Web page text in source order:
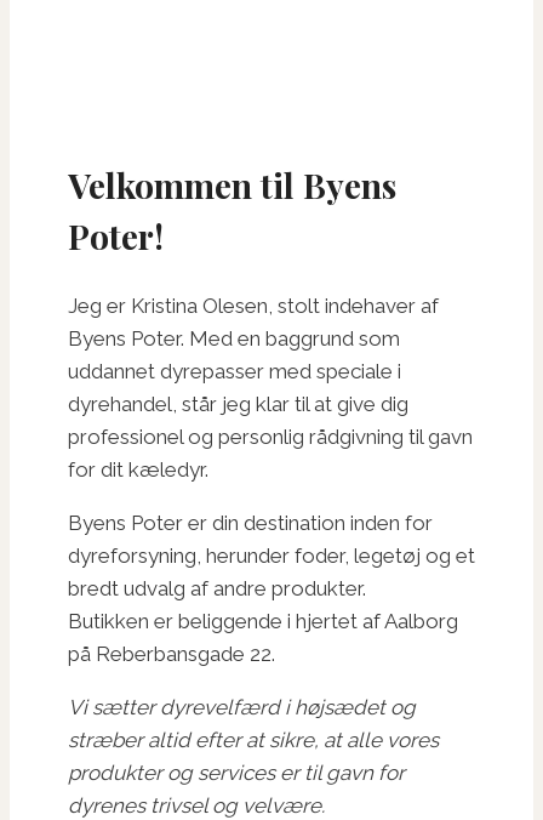
Velkommen til Byens
Poter!
Jeg er Kristina Olesen, stolt indehaver af
Byens Poter. Med en baggrund som
uddannet dyrepasser med speciale i
dyrehandel, står jeg klar til at give dig
professionel og personlig rådgivning til gavn
for dit kæledyr.
Byens Poter er din destination inden for
dyreforsyning, herunder foder, legetøj og et
bredt udvalg af andre produkter.
Butikken er beliggende i hjertet af Aalborg
på Reberbansgade 22.
Vi sætter dyrevelfærd i højsædet og
stræber altid efter at sikre, at alle vores
produkter og services er til gavn for
dyrenes trivsel og velvære.